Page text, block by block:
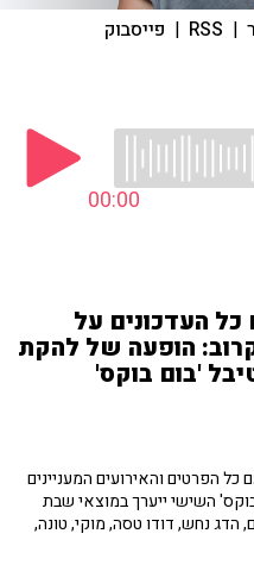
|
RSS
| פייסבוק
00:00
('רשת 13') עם כל העדכונים על
הופעה של להקת
'בום בוקס'
פז רובינזון עם כל הפרטים והאירועים המעניינים
השישי ייערך במוצאי שבת
הדג נחש, דודו טסה, מוקי, טונה,